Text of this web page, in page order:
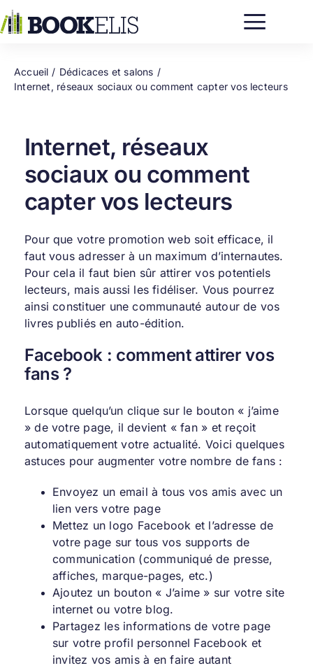
au
contenu
Accueil
Dédicaces et salons
Internet, réseaux sociaux ou comment capter vos lecteurs
Internet, réseaux
sociaux ou comment
capter vos lecteurs
Pour que votre promotion web soit efficace, il
faut vous adresser à un maximum d’internautes.
Pour cela il faut bien sûr attirer vos potentiels
lecteurs, mais aussi les fidéliser. Vous pourrez
ainsi constituer une communauté autour de vos
livres publiés en auto-édition.
Facebook : comment attirer vos
fans ?
Lorsque quelqu’un clique sur le bouton « j’aime
» de votre page, il devient « fan » et reçoit
automatiquement votre actualité. Voici quelques
astuces pour augmenter votre nombre de fans :
Envoyez un email à tous vos amis avec un
lien vers votre page
Mettez un logo Facebook et l’adresse de
votre page sur tous vos supports de
communication (communiqué de presse,
affiches, marque-pages, etc.)
Ajoutez un bouton « J’aime » sur votre site
internet ou votre blog.
Partagez les informations de votre page
sur votre profil personnel Facebook et
invitez vos amis à en faire autant